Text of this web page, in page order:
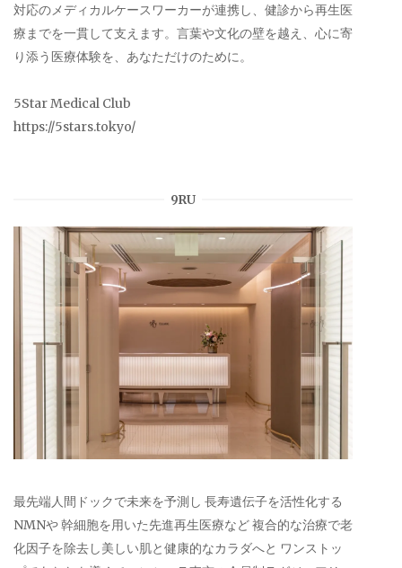
対応のメディカルケースワーカーが連携し、健診から再生医
療までを一貫して支えます。言葉や文化の壁を越え、心に寄
り添う医療体験を、あなただけのために。
5Star Medical Club
https://5stars.tokyo/
9RU
最先端人間ドックで未来を予測し 長寿遺伝子を活性化する
NMNや 幹細胞を用いた先進再生医療など 複合的な治療で老
化因子を除去し美しい肌と健康的なカラダへと ワンストッ